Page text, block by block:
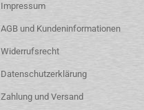
Impressum
AGB und Kundeninformationen
Widerrufsrecht
Datenschutzerklärung
Zahlung und Versand